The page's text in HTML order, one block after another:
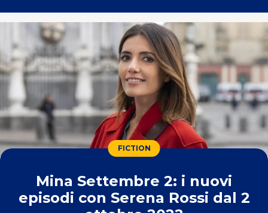
FICTION
Mina Settembre 2: i nuovi
episodi con Serena Rossi dal 2